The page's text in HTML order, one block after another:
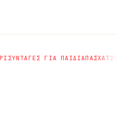
ΣΥΝΤΑΓΕΣ ΓΙΑ ΠΑΙΔΙΑΠΑΣΧΑ